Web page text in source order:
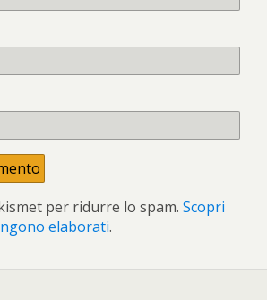
per ridurre lo spam. Scopri
elaborati.